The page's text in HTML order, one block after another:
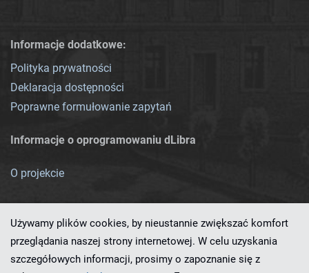
Informacje dodatkowe:
Polityka prywatności
Deklaracja dostępności
Poprawne formułowanie zapytań
Informacje o oprogramowaniu dLibra
O projekcie
Używamy plików cookies, by nieustannie zwiększać komfort
przeglądania naszej strony internetowej. W celu uzyskania
szczegółowych informacji, prosimy o zapoznanie się z